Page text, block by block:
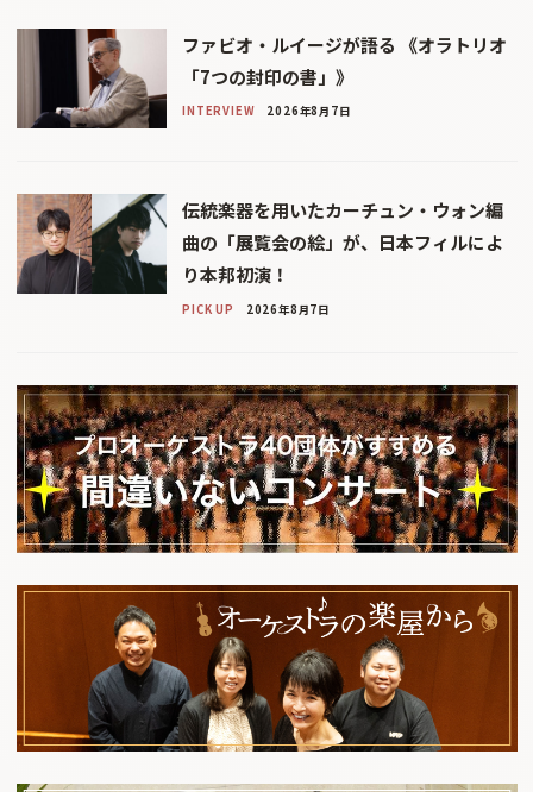
ファビオ・ルイージが語る 《オラトリオ
「7つの封印の書」》
INTERVIEW 2026年8月7日
伝統楽器を用いたカーチュン・ウォン編
曲の「展覧会の絵」が、日本フィルによ
り本邦初演！
PICK UP 2026年8月7日